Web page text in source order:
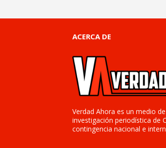
ACERCA DE
Verdad Ahora es un medio
investigación periodística de
contingencia nacional e